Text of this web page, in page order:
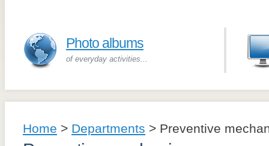
Photo albums
of everyday activities...
Home > Departments > Preventive